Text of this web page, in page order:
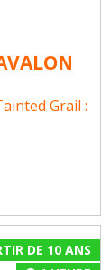
Grail :
DE 10 ANS